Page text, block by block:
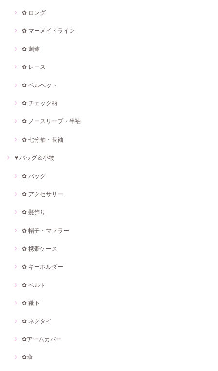
✿ ロング
✿ マーメイドライン
✿ 刺繍
✿ レース
✿ ベルベット
✿ チェック柄
✿ ノースリープ・半袖
✿ 七分袖・長袖
♥ バッグ＆小物
✿ バッグ
✿ アクセサリー
✿ 髪飾り
✿ 帽子・マフラー
✿ 携帯ケース
✿ キーホルダー
✿ ベルト
✿ 靴下
✿ ネクタイ
✿アームカバー
✿傘